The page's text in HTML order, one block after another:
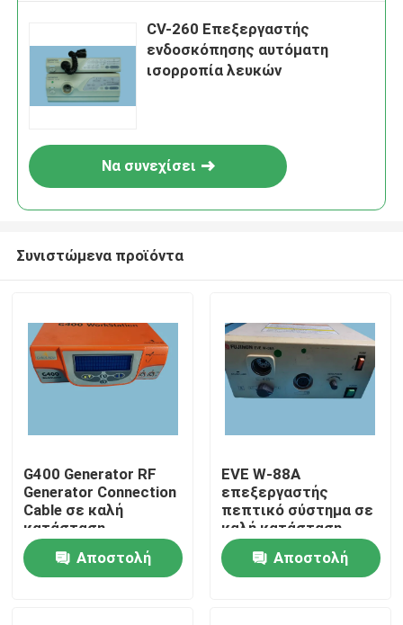
Σπίτι
Προϊόντα
CV-260 Επεξεργαστής
ενδοσκόπησης αυτόματη
ισορροπία λευκών
Να συνεχίσει
Συνιστώμενα προϊόντα
G400 Generator RF
Generator Connection
Cable σε καλή
κατάσταση
Αποστολή
EVE W-88A
επεξεργαστής
πεπτικό σύστημα σε
καλή κατάσταση
επεξεργαστής
ενδοσκόπησης
Αποστολή